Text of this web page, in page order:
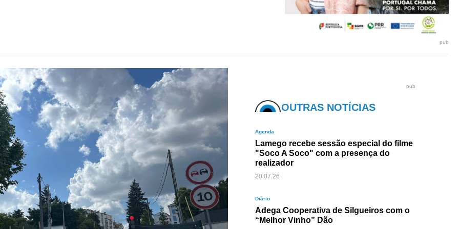
pub
pub
OUTRAS NOTÍCIAS
Agenda
Lamego recebe sessão especial do filme
"Soco A Soco" com a presença do
realizador
20.07.26
Diário
Adega Cooperativa de Silgueiros com o
“Melhor Vinho” Dão